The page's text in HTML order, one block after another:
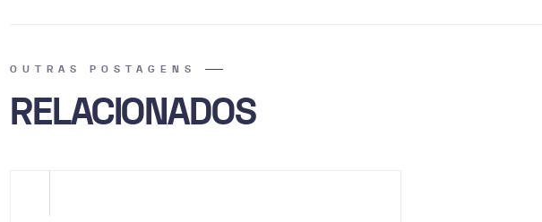
OUTRAS POSTAGENS
RELACIONADOS